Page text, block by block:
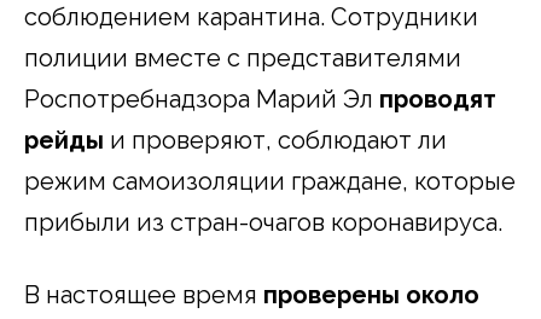
соблюдением карантина. Сотрудники
полиции вместе с представителями
Роспотребнадзора Марий Эл проводят
рейды и проверяют, соблюдают ли
режим самоизоляции граждане, которые
прибыли из стран-очагов коронавируса.
В настоящее время проверены около